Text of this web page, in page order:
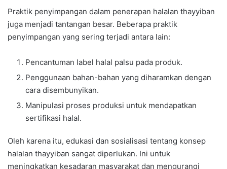
Praktik penyimpangan dalam penerapan halalan thayyiban
juga menjadi tantangan besar. Beberapa praktik
penyimpangan yang sering terjadi antara lain:
Pencantuman label halal palsu pada produk.
Penggunaan bahan-bahan yang diharamkan dengan
cara disembunyikan.
Manipulasi proses produksi untuk mendapatkan
sertifikasi halal.
Oleh karena itu, edukasi dan sosialisasi tentang konsep
halalan thayyiban sangat diperlukan. Ini untuk
meningkatkan kesadaran masyarakat dan mengurangi